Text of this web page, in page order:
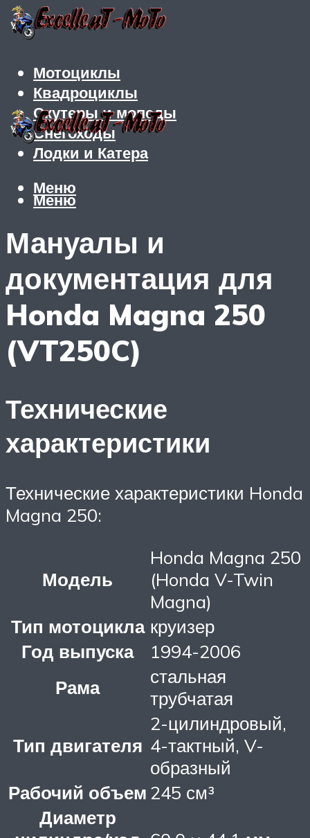
Мотоциклы
Квадроциклы
Скутеры и мопеды
Снегоходы
Лодки и Катера
Меню
Меню
Мануалы и
документация для
Honda Magna 250
(VT250C)
Технические
характеристики
Технические характеристики Honda
Magna 250:
Модель
Honda Magna 250
(Honda V-Twin
Magna)
Тип мотоцикла круизер
Год выпуска
1994-2006
Рама
стальная
трубчатая
Тип двигателя
2-цилиндровый,
4-тактный, V-
образный
Рабочий объем 245 см³
Диаметр